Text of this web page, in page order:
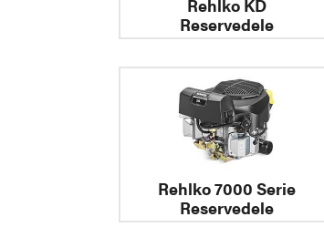
Rehlko KD
Reservedele
Rehlko 7000 Serie
Reservedele